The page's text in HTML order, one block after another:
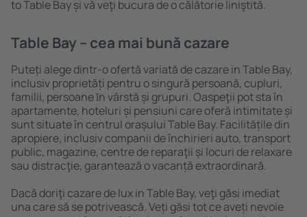
to Table Bay și vă veţi bucura de o călătorie liniştită.
Table Bay – cea mai bună cazare
Puteți alege dintr-o ofertă variată de cazare in Table Bay,
inclusiv proprietăți pentru o singură persoană, cupluri,
familii, persoane ȋn vârstă și grupuri. Oaspeţii pot sta în
apartamente, hoteluri și pensiuni care oferă intimitate și
sunt situate în centrul orașului Table Bay. Facilitățile din
apropiere, inclusiv companii de închirieri auto, transport
public, magazine, centre de reparaţii și locuri de relaxare
sau distracţie, garantează o vacanță extraordinară.
Dacă doriţi cazare de lux in Table Bay, veţi găsi imediat
una care să se potrivească. Veți găsi tot ce aveți nevoie